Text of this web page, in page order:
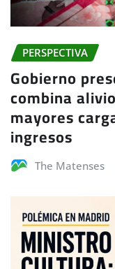
PERSPECTIVA
Gobierno
combina
mayores
ingresos
The Matenses